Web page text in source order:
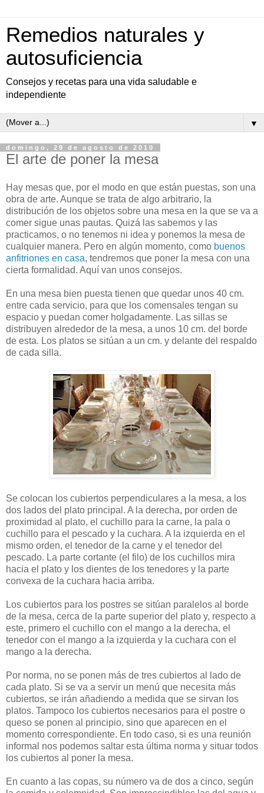
Remedios naturales y
autosuficiencia
Consejos y recetas para una vida saludable e
independiente
▼
domingo, 29 de agosto de 2010
El arte de poner la mesa
Hay mesas que, por el modo en que están puestas, son una
obra de arte. Aunque se trata de algo arbitrario, la
distribución de los objetos sobre una mesa en la que se va a
comer sigue unas pautas. Quizá las sabemos y las
practicamos, o no tenemos ni idea y ponemos la mesa de
cualquier manera. Pero en algún momento, como buenos
anfitriones en casa, tendremos que poner la mesa con una
cierta formalidad. Aquí van unos consejos.
En una mesa bien puesta tienen que quedar unos 40 cm.
entre cada servicio, para que los comensales tengan su
espacio y puedan comer holgadamente. Las sillas se
distribuyen alrededor de la mesa, a unos 10 cm. del borde
de esta. Los platos se sitúan a un cm. y delante del respaldo
de cada silla.
Se colocan los cubiertos perpendiculares a la mesa, a los
dos lados del plato principal. A la derecha, por orden de
proximidad al plato, el cuchillo para la carne, la pala o
cuchillo para el pescado y la cuchara. A la izquierda en el
mismo orden, el tenedor de la carne y el tenedor del
pescado. La parte cortante (el filo) de los cuchillos mira
hacia el plato y los dientes de los tenedores y la parte
convexa de la cuchara hacia arriba.
Los cubiertos para los postres se sitúan paralelos al borde
de la mesa, cerca de la parte superior del plato y, respecto a
este, primero el cuchillo con el mango a la derecha, el
tenedor con el mango a la izquierda y la cuchara con el
mango a la derecha.
Por norma, no se ponen más de tres cubiertos al lado de
cada plato. Si se va a servir un menú que necesita más
cubiertos, se irán añadiendo a medida que se sirvan los
platos. Tampoco los cubiertos necesarios para el postre o
queso se ponen al principio, sino que aparecen en el
momento correspondiente. En todo caso, si es una reunión
informal nos podemos saltar esta última norma y situar todos
los cubiertos al poner la mesa.
En cuanto a las copas, su número va de dos a cinco, según